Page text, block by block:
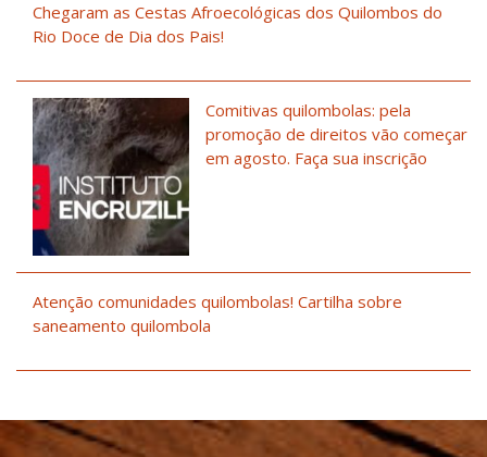
Chegaram as Cestas Afroecológicas dos Quilombos do
Rio Doce de Dia dos Pais!
Comitivas quilombolas: pela
promoção de direitos vão começar
em agosto. Faça sua inscrição
Atenção comunidades quilombolas! Cartilha sobre
saneamento quilombola